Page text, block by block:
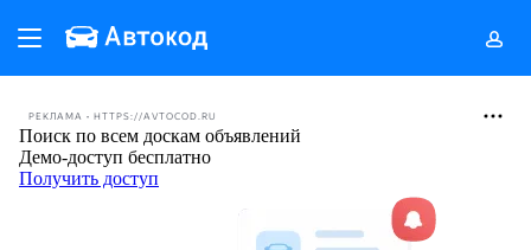
РЕКЛАМА • HTTPS://AVTOCOD.RU